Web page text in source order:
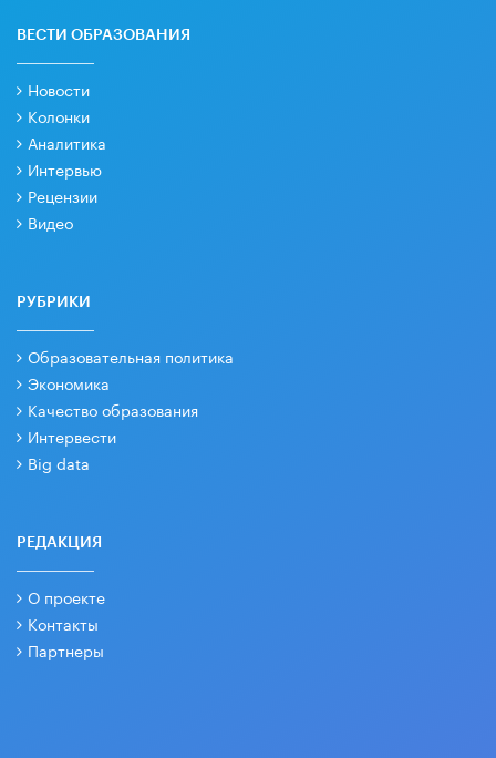
ВЕСТИ ОБРАЗОВАНИЯ
Новости
Колонки
Аналитика
Интервью
Рецензии
Видео
РУБРИКИ
Образовательная политика
Экономика
Качество образования
Интервести
Big data
РЕДАКЦИЯ
О проекте
Контакты
Партнеры